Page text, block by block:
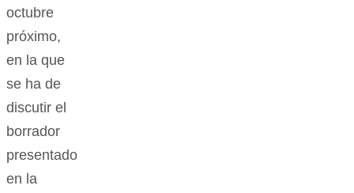
octubre
próximo,
en la que
se ha de
discutir el
borrador
presentado
en la